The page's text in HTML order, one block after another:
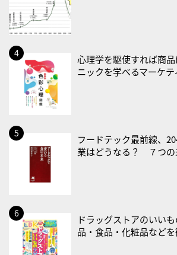
2026/08/25(火)
・いたわり肌の日
2026/08/26(水)
・風呂の日
2026/08/29(土)
・筋肉強化の日
2026/08/30(日)
・ＥＰＡの日
・血管内破砕術（IVL）の日
2026/09/01(火)
・がん征圧月間
心理学を駆使すれば商
ニックを学べるマーケ
フードテック最前線、
業はどうなる？ ７つの
ドラッグストアのいい
品・食品・化粧品など